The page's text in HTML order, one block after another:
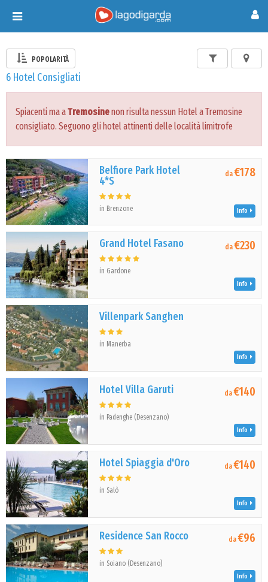
Toggle
navigation
POPOLARITÀ
6 Hotel Consigliati
Spiacenti ma aTremosinenon risulta nessun Hotel a Tremosine
consigliato. Seguono gli hotel attinenti delle località limitrofe
Belfiore Park Hotel
4*S
in Brenzone
da€178
Info
Grand Hotel Fasano
in Gardone
da€230
Info
Villenpark Sanghen
in Manerba
Info
Hotel Villa Garuti
in Padenghe (Desenzano)
da€140
Info
Hotel Spiaggia d'Oro
in Salò
da€140
Info
Residence San Rocco
in Soiano (Desenzano)
da€96
Info